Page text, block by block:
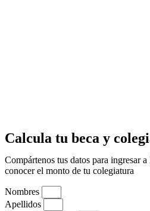
Calcula tu beca y
Compártenos tus datos para ingresar
conocer el monto de tu colegiatura
Nombres
Apellidos